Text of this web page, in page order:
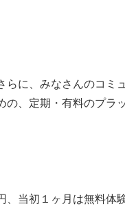
らに、みなさんのコミ
の、定期・有料のプラ
、当初１ヶ月は無料体